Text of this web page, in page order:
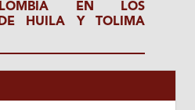
EN LOS
DE HUILA Y TOLIMA